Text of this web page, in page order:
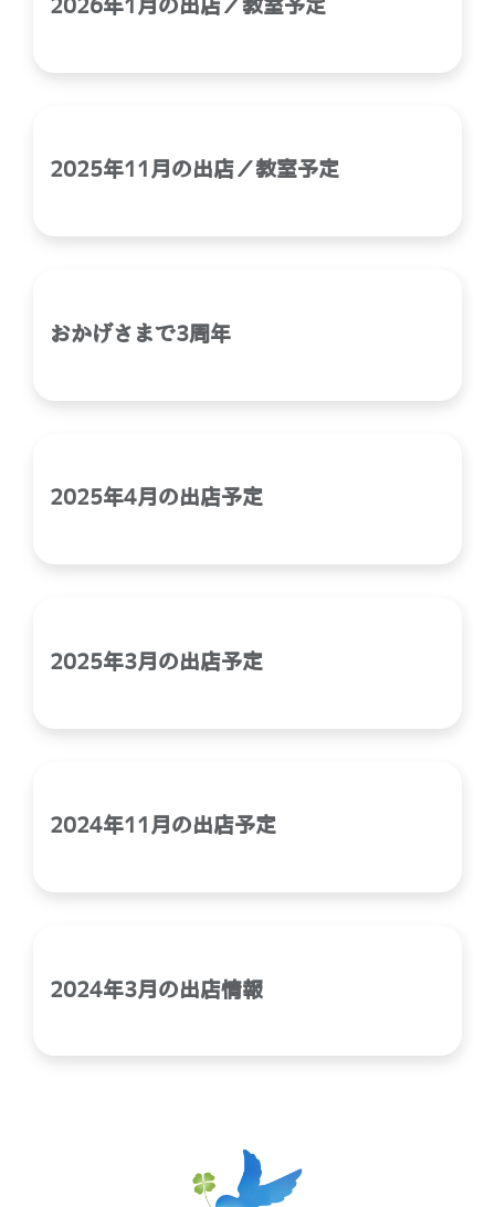
2026年1月の出店／教室予定
2025年11月の出店／教室予定
おかげさまで3周年
2025年4月の出店予定
2025年3月の出店予定
2024年11月の出店予定
2024年3月の出店情報